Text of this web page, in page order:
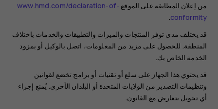
من إعلان المطابقة على الموقع www.hmd.com/declaration-of-
conformity
.
قد يختلف مدى توفر المنتجات والميزات والتطبيقات والخدمات باختلاف
المنطقة. للحصول على مزيد من المعلومات، اتصل بالوكيل أو بمزود
الخدمة الخاص بك.
قد يحتوي هذا الجهاز على سلع أو تقنيات أو برامج تخضع لقوانين
وتنظيمات التصدير من الولايات المتحدة أو البلدان الأخرى. يُمنع إجراء
أي تحويل يتعارض مع القانون.